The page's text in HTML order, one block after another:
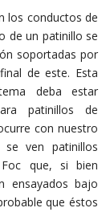
los conductos de
de un patinillo se
soportadas por
de este. Esta
deba estar
patinillos de
con nuestro
se ven patinillos
que, si bien
ensayados bajo
que éstos